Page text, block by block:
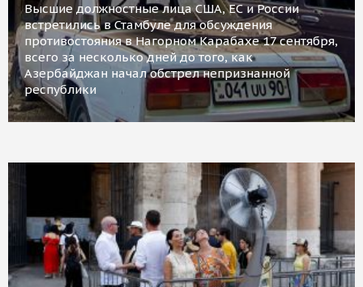
Высшие должностные лица США, ЕС и России
встретились в Стамбуле для обсуждения
противостояния в Нагорном Карабахе 17 сентября,
всего за несколько дней до того, как
Азербайджан начал обстрел непризнанной
республики